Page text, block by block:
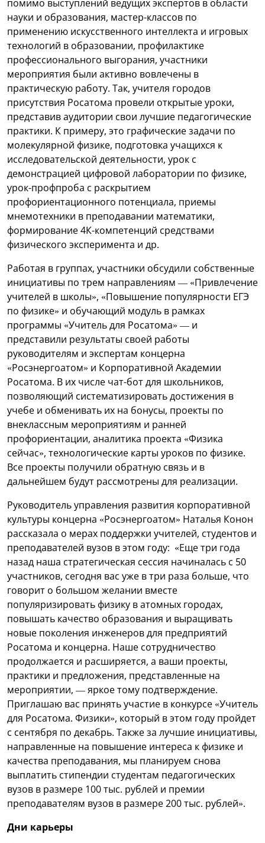
помимо выступлений ведущих экспертов в области
науки и образования, мастер-классов по
применению искусственного интеллекта и игровых
технологий в образовании, профилактике
профессионального выгорания, участники
мероприятия были активно вовлечены в
практическую работу. Так, учителя городов
присутствия Росатома провели открытые уроки,
представив аудитории свои лучшие педагогические
практики. К примеру, это графические задачи по
молекулярной физике, подготовка учащихся к
исследовательской деятельности, урок с
демонстрацией цифровой лаборатории по физике,
урок-профпроба с раскрытием
профориентационного потенциала, приемы
мнемотехники в преподавании математики,
формирование 4К-компетенций средствами
физического эксперимента и др.
Работая в группах, участники обсудили собственные
инициативы по трем направлениям — «Привлечение
учителей в школы», «Повышение популярности ЕГЭ
по физике» и обучающий модуль в рамках
программы «Учитель для Росатома» — и
представили результаты своей работы
руководителям и экспертам концерна
«Росэнергоатом» и Корпоративной Академии
Росатома. В их числе чат-бот для школьников,
позволяющий систематизировать достижения в
учебе и обменивать их на бонусы, проекты по
внеклассным мероприятиям и ранней
профориентации, аналитика проекта «Физика
сейчас», технологические карты уроков по физике.
Все проекты получили обратную связь и в
дальнейшем будут рассмотрены для реализации.
Руководитель управления развития корпоративной
культуры концерна «Росэнергоатом» Наталья Конон
рассказала о мерах поддержки учителей, студентов и
преподавателей вузов в этом году: «Еще три года
назад наша стратегическая сессия начиналась с 50
участников, сегодня вас уже в три раза больше, что
говорит о большом желании вместе
популяризировать физику в атомных городах,
повышать качество образования и выращивать
новые поколения инженеров для предприятий
Росатома и концерна. Наше сотрудничество
продолжается и расширяется, а ваши проекты,
практики и предложения, представленные на
мероприятии, — яркое тому подтверждение.
Приглашаю вас принять участие в конкурсе «Учитель
для Росатома. Физики», который в этом году пройдет
с сентября по декабрь. Также за лучшие инициативы,
направленные на повышение интереса к физике и
качества преподавания, мы планируем снова
выплатить стипендии студентам педагогических
вузов в размере 100 тыс. рублей и премии
преподавателям вузов в размере 200 тыс. рублей».
Дни карьеры